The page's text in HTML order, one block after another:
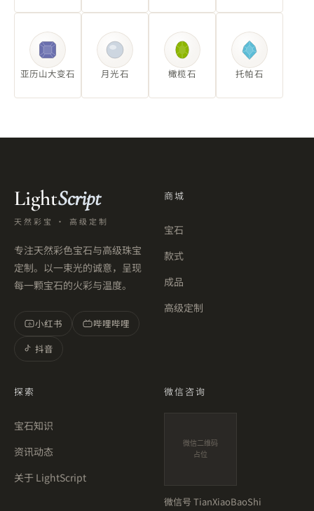
亚历山大变石 月光石 橄榄石 托帕石
LightScript
天然彩宝 · 高级定制
专注天然彩色宝石与高级珠宝
定制。以一束光的诚意，呈现
每一颗宝石的火彩与温度。
小 小红书
哔哩哔哩
抖音
商城
宝石
款式
成品
高级定制
探索
宝石知识
资讯动态
关于 LightScript
微信咨询
微信二维码
占位
微信号 TianXiaoBaoShi